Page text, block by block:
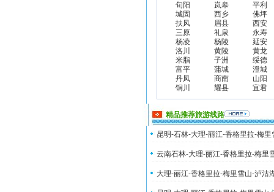
旬阳 岚皋
平利
城固
西乡
佛坪
扶风
眉县
西安
三原
礼泉
永寿
杨凌
杨陵
延安
洛川
黄陵
黄龙
米脂
子洲
绥德
富平
蒲城
澄城
丹凤
商南
山阳
铜川
耀县 宜君
精品推荐旅游线路
昆明-石林-大理-丽江-香格里拉-梅
云南石林-大理-丽江-香格里拉-梅里
大理-丽江-香格里拉-梅里雪山-泸沽